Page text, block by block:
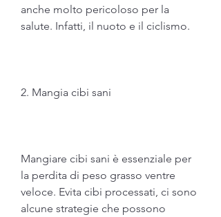
anche molto pericoloso per la
salute. Infatti, il nuoto e il ciclismo.
2. Mangia cibi sani
Mangiare cibi sani è essenziale per
la perdita di peso grasso ventre
veloce. Evita cibi processati, ci sono
alcune strategie che possono